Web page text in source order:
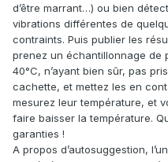
d’être marrant…) ou bien
vibrations différentes de
contraints. Puis publier les
prenez un échantillonnage de
40°C, n’ayant bien sûr, pas
cachette, et mettez les en
mesurez leur température, et
faire baisser la température.
garanties !
A propos d’autosuggestion,